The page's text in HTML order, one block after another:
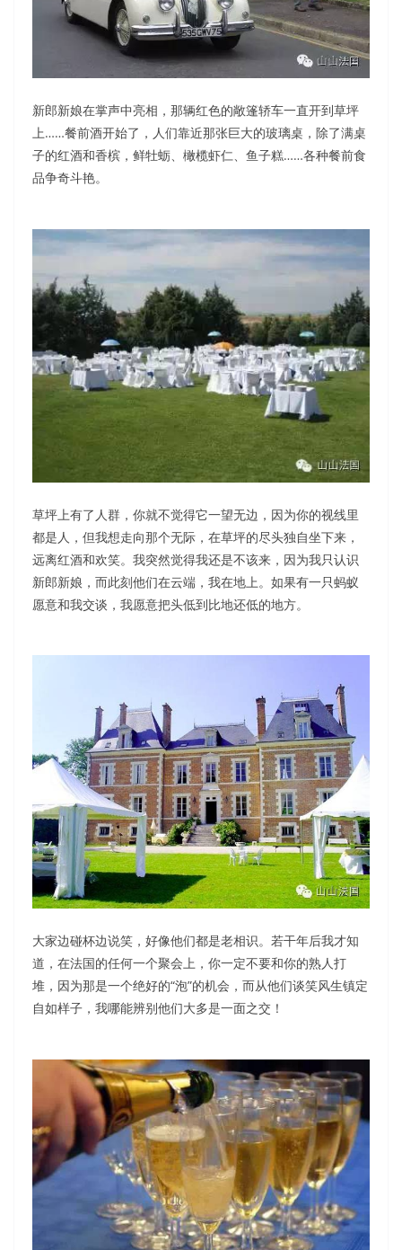
新郎新娘在掌声中亮相，那辆红色的敞篷轿车一直开到草坪
上……餐前酒开始了，人们靠近那张巨大的玻璃桌，除了满桌
子的红酒和香槟，鲜牡蛎、橄榄虾仁、鱼子糕……各种餐前食
品争奇斗艳。
草坪上有了人群，你就不觉得它一望无边，因为你的视线里
都是人，但我想走向那个无际，在草坪的尽头独自坐下来，
远离红酒和欢笑。我突然觉得我还是不该来，因为我只认识
新郎新娘，而此刻他们在云端，我在地上。如果有一只蚂蚁
愿意和我交谈，我愿意把头低到比地还低的地方。
大家边碰杯边说笑，好像他们都是老相识。若干年后我才知
道，在法国的任何一个聚会上，你一定不要和你的熟人打
堆，因为那是一个绝好的“泡”的机会，而从他们谈笑风生镇定
自如样子，我哪能辨别他们大多是一面之交！